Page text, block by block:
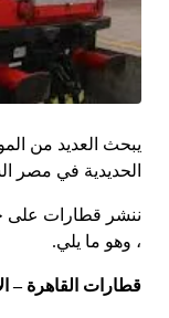
يبحث العديد من
الحديدية في مصر السفلى
ننشر قطارات على
، وهو ما يلي.
قطارات القاهرة –